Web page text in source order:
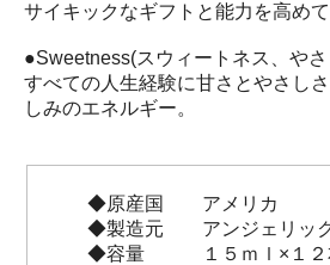
サイキックなギフトと能力を高め
●Sweetness(スウィートネス、や
すべての人生経験に甘さとやさし
しみのエネルギー。
◆原産国 アメリカ
◆製造元 アンジェリック
◆容量 １５ｍｌ×１２